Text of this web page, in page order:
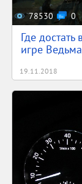
78530 0
Где
игре
19.11.2018